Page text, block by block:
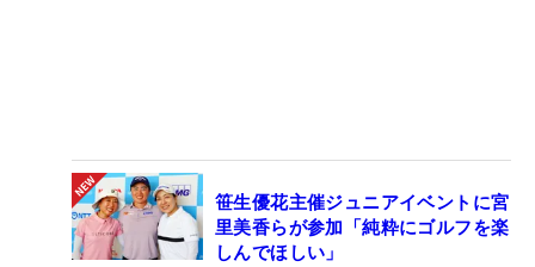
笹生優花主催ジュニアイベントに宮
里美香らが参加「純粋にゴルフを楽
しんでほしい」